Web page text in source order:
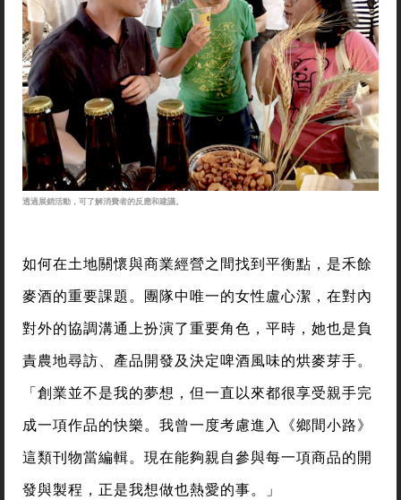
透過展銷活動，可了解消費者的反應和建議。
如何在土地關懷與商業經營之間找到平衡點，是禾餘
麥酒的重要課題。團隊中唯一的女性盧心潔，在對內
對外的協調溝通上扮演了重要角色，平時，她也是負
責農地尋訪、產品開發及決定啤酒風味的烘麥芽手。
「創業並不是我的夢想，但一直以來都很享受親手完
成一項作品的快樂。我曾一度考慮進入《鄉間小路》
這類刊物當編輯。現在能夠親自參與每一項商品的開
發與製程，正是我想做也熱愛的事。」